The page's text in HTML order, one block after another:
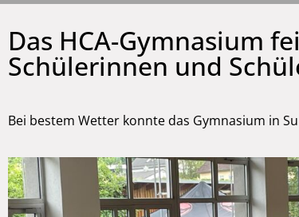
Das HCA-Gymnasium
Schülerinnen und
Bei bestem Wetter konnte das Gymnasium in